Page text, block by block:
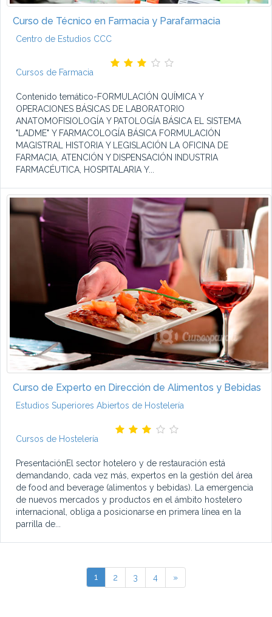
Curso de Técnico en Farmacia y Parafarmacia
Centro de Estudios CCC
Cursos de Farmacia
Contenido temático-FORMULACIÓN QUÍMICA Y
OPERACIONES BÁSICAS DE LABORATORIO
ANATOMOFISIOLOGÍA Y PATOLOGÍA BÁSICA EL SISTEMA
"LADME" Y FARMACOLOGÍA BÁSICA FORMULACIÓN
MAGISTRAL HISTORIA Y LEGISLACIÓN LA OFICINA DE
FARMACIA, ATENCIÓN Y DISPENSACIÓN INDUSTRIA
FARMACÉUTICA, HOSPITALARIA Y...
Curso de Experto en Dirección de Alimentos y Bebidas
Estudios Superiores Abiertos de Hostelería
Cursos de Hostelería
PresentaciónEl sector hotelero y de restauración está
demandando, cada vez más, expertos en la gestión del área
de food and beverage (alimentos y bebidas). La emergencia
de nuevos mercados y productos en el ámbito hostelero
internacional, obliga a posicionarse en primera línea en la
parrilla de...
1 2 3 4 »